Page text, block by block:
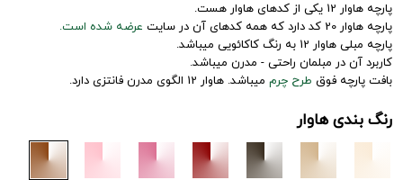
پارچه هاوار 12 یکی از کدهای هاوار هست.
پارچه هاوار 20 کد دارد که همه کدهای آن در سایت
عرضه شده است.
پارچه مبلی هاوار 12 به رنگ کاکائویی میباشد.
کاربرد آن در مبلمان راحتی - مدرن میباشد.
بافت پارچه فوق طرح چرم میباشد. هاوار 12 الگوی مدرن فانتزی دارد.
رنگ بندی هاوار